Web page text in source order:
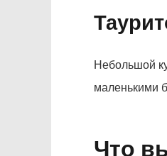
Небольшой
маленькими
Что